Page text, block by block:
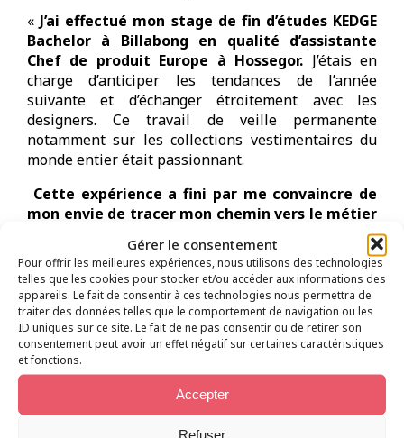
Gérer le consentement
Pour offrir les meilleures expériences, nous utilisons des technologies
telles que les cookies pour stocker et/ou accéder aux informations des
appareils. Le fait de consentir à ces technologies nous permettra de
traiter des données telles que le comportement de navigation ou les
ID uniques sur ce site. Le fait de ne pas consentir ou de retirer son
consentement peut avoir un effet négatif sur certaines caractéristiques
et fonctions.
Accepter
Refuser
« J’ai effectué mon stage de fin d’études KEDGE
Bachelor à Billabong en qualité d’assistante
Chef de produit Europe à Hossegor. J’étais en
charge d’anticiper les tendances de l’année
suivante et d’échanger étroitement avec les
designers. Ce travail de veille permanente
notamment sur les collections vestimentaires du
monde entier était passionnant.
Cette expérience a fini par me convaincre de
mon envie de tracer mon chemin vers le métier
t. Le cursus MI2PAS
Management International, pluridisciplinaire,
multilingue et spécialisé proposé par l’université
de Bordeaux m’est apparu comme un moyen de
parvenir à mes fins d’autant que la formation se
déroulait en alternance.
Dans la continuité de mon expérience à Billabong,
je suis devenue assistante Chef de
produit au sein de DC Shoes Europe et Russie
Ces 2 entreprises appartenant au même groupe,